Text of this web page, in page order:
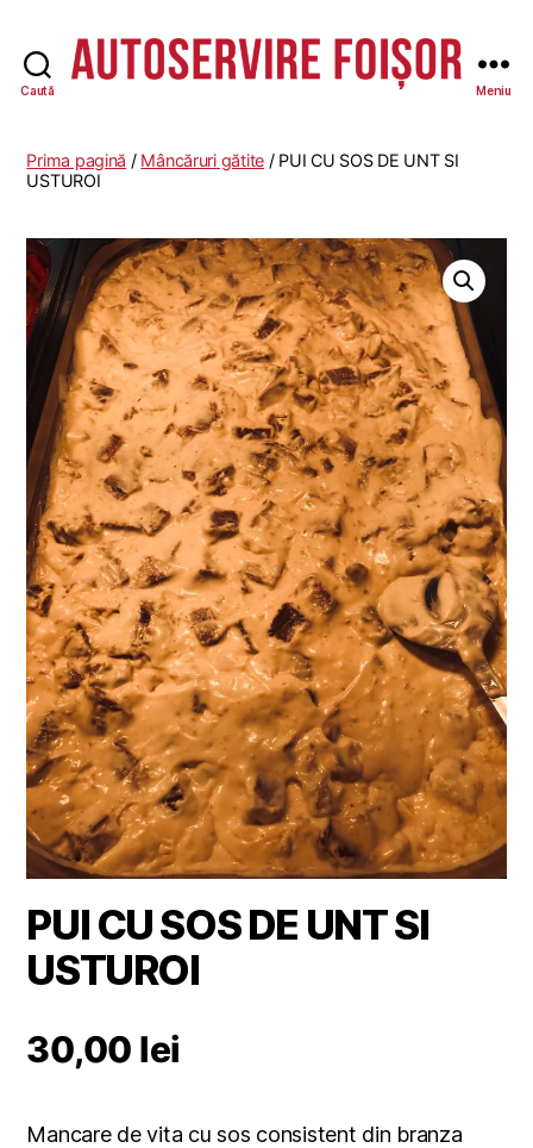
Caută
-
Meniu
Prima pagină / Mâncăruri gătite / PUI CU SOS DE UNT SI
USTUROI
PUI CU SOS DE UNT SI
USTUROI
30,00 lei
Mancare de vita cu sos consistent din branza